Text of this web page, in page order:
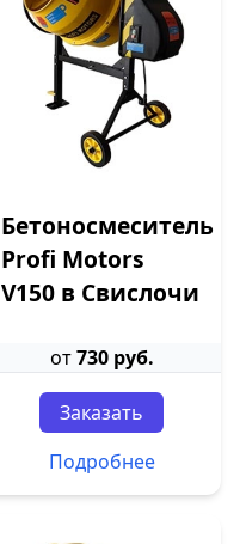
Бетоносмеситель
Profi Motors
V150 в Свислочи
от730 руб.
Заказать
Подробнее